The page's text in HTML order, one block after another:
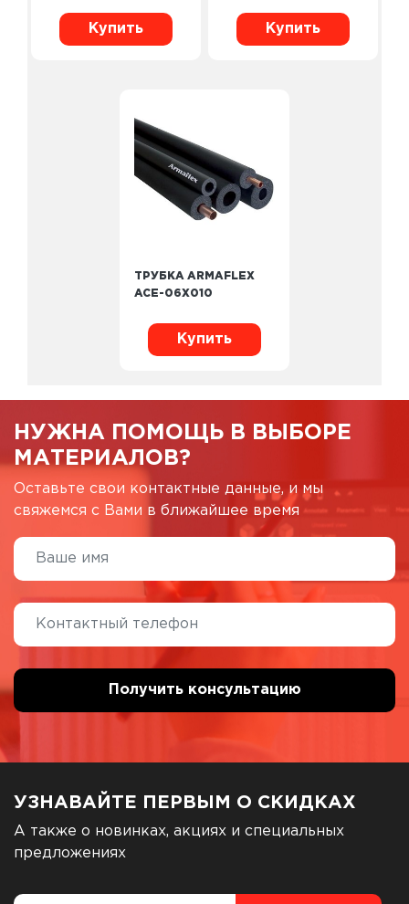
Купить Купить
ТРУБКА ARMAFLEX
ACE-06X010
Купить
НУЖНА ПОМОЩЬ В ВЫБОРЕ
МАТЕРИАЛОВ?
Оставьте свои контактные данные, и мы
свяжемся с Вами в ближайшее время
УЗНАВАЙТЕ ПЕРВЫМ О СКИДКАХ
А также о новинках, акциях и специальных
предложениях